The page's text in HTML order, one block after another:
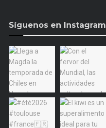
Síguenos en Instagram